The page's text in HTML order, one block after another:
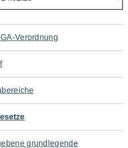
Verordnung
grundlegende